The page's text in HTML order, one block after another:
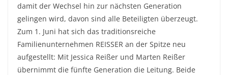
damit der Wechsel hin zur nächsten Generation
gelingen wird, davon sind alle Beteiligten überzeugt.
Zum 1. Juni hat sich das traditionsreiche
Familienunternehmen REISSER an der Spitze neu
aufgestellt: Mit Jessica Reißer und Marten Reißer
übernimmt die fünfte Generation die Leitung. Beide